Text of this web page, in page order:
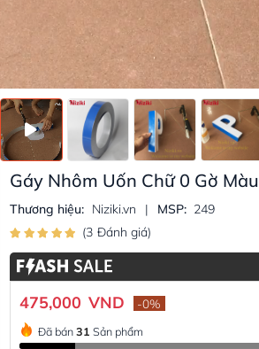
Gáy Nhôm Uốn Chữ 0 Gờ
Thương hiệu: Niziki.vn | MSP: 249
(3 Đánh giá)
475,000 VND -0%
Đã bán31 Sản phẩm